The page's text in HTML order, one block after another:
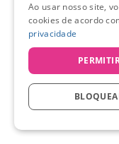
Ao usar nosso site,
cookies de acordo
privacidade